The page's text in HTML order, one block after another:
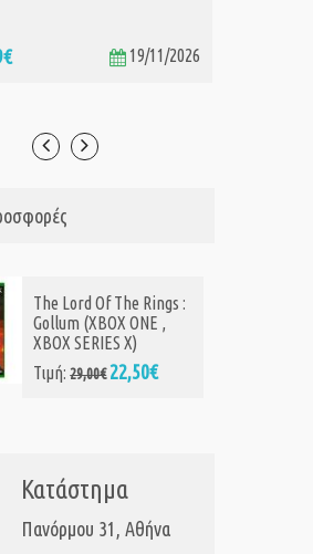
19/11/2026
The Lord Of The Rings :
Gollum (XBOX ONE ,
XBOX SERIES X)
Τιμή:29,00€22,50€
Κατάστημα
Πανόρμου 31, Αθήνα